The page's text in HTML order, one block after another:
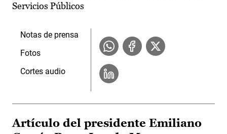
Servicios Públicos
Notas de prensa
Fotos
Cortes audio
Artículo del presidente Emiliano